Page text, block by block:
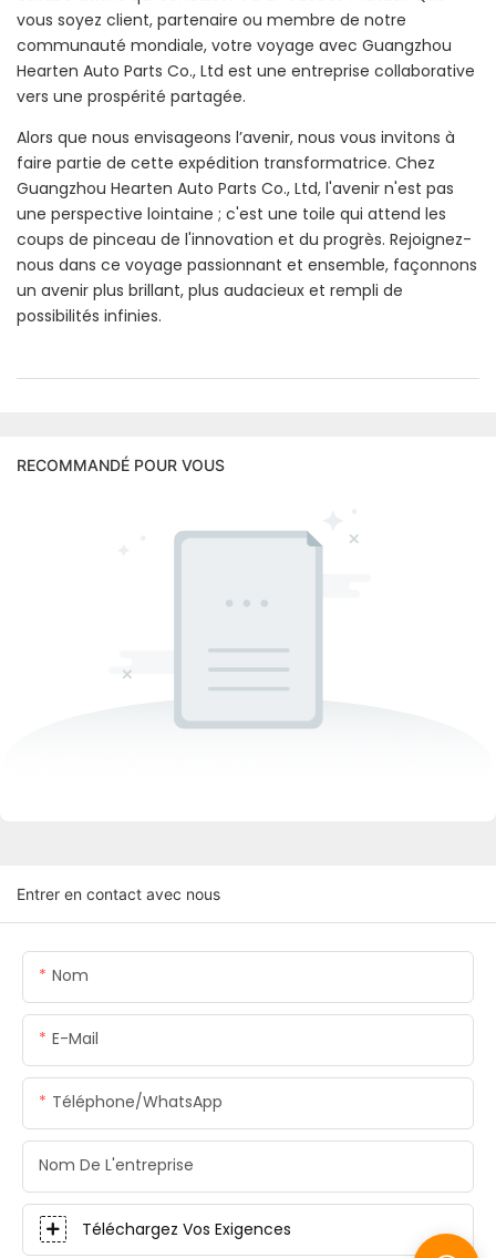
vous soyez client, partenaire ou membre de notre
communauté mondiale, votre voyage avec Guangzhou
Hearten Auto Parts Co., Ltd est une entreprise collaborative
vers une prospérité partagée.
Alors que nous envisageons l’avenir, nous vous invitons à
faire partie de cette expédition transformatrice. Chez
Guangzhou Hearten Auto Parts Co., Ltd, l'avenir n'est pas
une perspective lointaine ; c'est une toile qui attend les
coups de pinceau de l'innovation et du progrès. Rejoignez-
nous dans ce voyage passionnant et ensemble, façonnons
un avenir plus brillant, plus audacieux et rempli de
possibilités infinies.
RECOMMANDÉ POUR VOUS
Entrer en contact avec nous
Nom
E-Mail
Téléphone/WhatsApp
Nom De L'entreprise
Téléchargez Vos Exigences